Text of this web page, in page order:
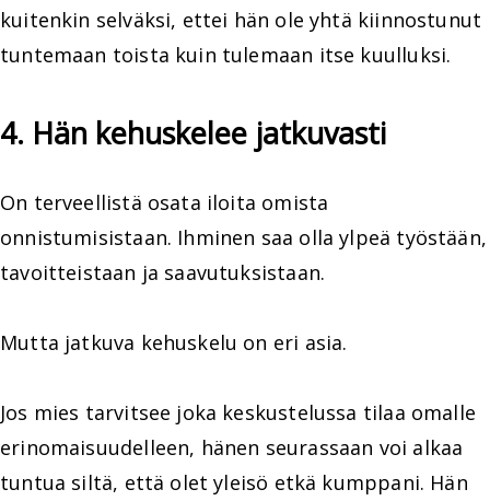
kuitenkin selväksi, ettei hän ole yhtä kiinnostunut
tuntemaan toista kuin tulemaan itse kuulluksi.
4. Hän kehuskelee jatkuvasti
On terveellistä osata iloita omista
onnistumisistaan. Ihminen saa olla ylpeä työstään,
tavoitteistaan ja saavutuksistaan.
Mutta jatkuva kehuskelu on eri asia.
Jos mies tarvitsee joka keskustelussa tilaa omalle
erinomaisuudelleen, hänen seurassaan voi alkaa
tuntua siltä, että olet yleisö etkä kumppani. Hän